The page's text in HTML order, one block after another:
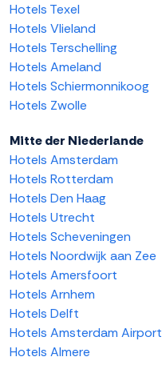
Hotels Texel
Hotels Vlieland
Hotels Terschelling
Hotels Ameland
Hotels Schiermonnikoog
Hotels Zwolle
Mitte der Niederlande
Hotels Amsterdam
Hotels Rotterdam
Hotels Den Haag
Hotels Utrecht
Hotels Scheveningen
Hotels Noordwijk aan Zee
Hotels Amersfoort
Hotels Arnhem
Hotels Delft
Hotels Amsterdam Airport
Hotels Almere